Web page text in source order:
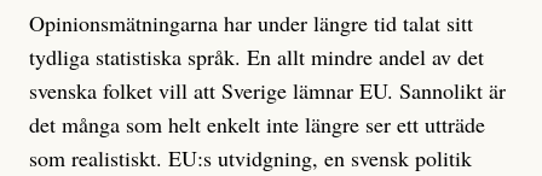
Opinionsmätningarna har under längre tid talat sitt
tydliga statistiska språk. En allt mindre andel av det
svenska folket vill att Sverige lämnar EU. Sannolikt är
det många som helt enkelt inte längre ser ett utträde
som realistiskt. EU:s utvidgning, en svensk politik